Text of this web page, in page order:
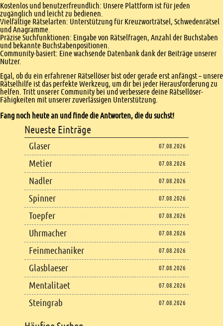
Kostenlos und benutzerfreundlich: Unsere Plattform ist für jeden
zugänglich und leicht zu bedienen.
Vielfältige Rätselarten: Unterstützung für Kreuzworträtsel, Schwedenrätsel
und Anagramme.
Präzise Suchfunktionen: Eingabe von Rätselfragen, Anzahl der Buchstaben
und bekannte Buchstabenpositionen.
Community-basiert: Eine wachsende Datenbank dank der Beiträge unserer
Nutzer.
Egal, ob du ein erfahrener Rätsellöser bist oder gerade erst anfängst – unsere
Rätselhilfe ist das perfekte Werkzeug, um dir bei jeder Herausforderung zu
helfen. Tritt unserer Community bei und verbessere deine Rätsellöser-
Fähigkeiten mit unserer zuverlässigen Unterstützung.
Fang noch heute an und finde die Antworten, die du suchst!
Footer content
Neueste Einträge
Glaser 07.08.2026
Metier 07.08.2026
Nadler 07.08.2026
Spinner 07.08.2026
Toepfer 07.08.2026
Uhrmacher 07.08.2026
Feinmechaniker 07.08.2026
Glasblaeser 07.08.2026
Mentalitaet 07.08.2026
Steingrab 07.08.2026